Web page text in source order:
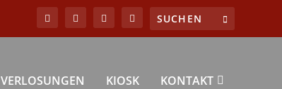
VERLOSUNGEN KIOSK KONTAKT